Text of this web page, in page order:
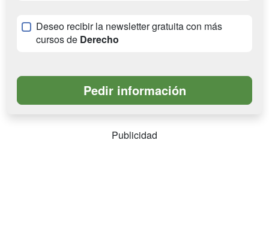
Deseo recibir la newsletter gratuita con más
cursos de Derecho
Publicidad